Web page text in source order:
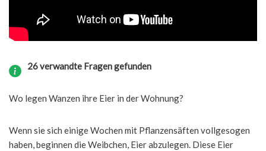
26 verwandte Fragen gefunden
Wo legen Wanzen ihre Eier in der Wohnung?
Wenn sie sich einige Wochen mit Pflanzensäften vollgesogen
haben, beginnen die Weibchen, Eier abzulegen. Diese Eier